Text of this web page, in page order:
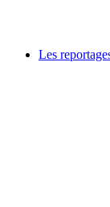
Les